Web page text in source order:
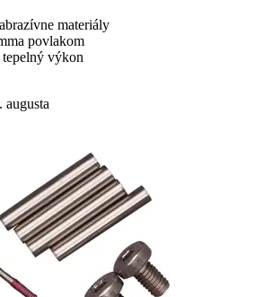
materiály
povlakom
výkon
augusta